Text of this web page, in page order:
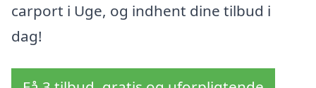
carport i Uge, og indhent dine tilbud i
dag!